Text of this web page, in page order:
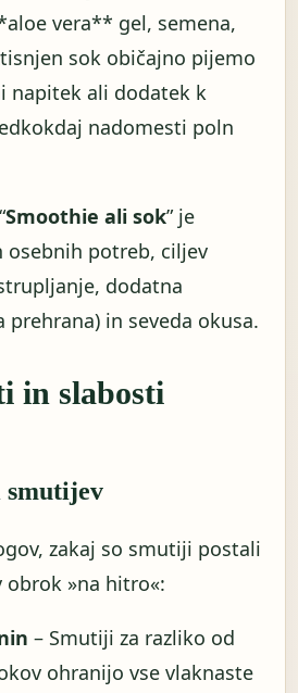
vera** gel, semena,
sok običajno pijemo
napitek ali dodatek k
nadomesti poln
Smoothie ali sok” je
osebnih potreb, ciljev
dodatna
in seveda okusa.
in slabosti
smutijev
zakaj so smutiji postali
obrok »na hitro«:
– Smutiji za razliko od
ohranijo vse vlaknaste